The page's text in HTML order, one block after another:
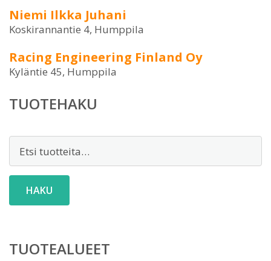
Niemi Ilkka Juhani
Koskirannantie 4, Humppila
Racing Engineering Finland Oy
Kyläntie 45, Humppila
TUOTEHAKU
HAKU
TUOTEALUEET